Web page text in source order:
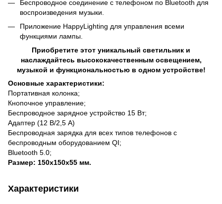
Беспроводное соединение с телефоном по Bluetooth для
воспроизведения музыки.
Приложение HappyLighting для управления всеми
функциями лампы.
Приобретите этот уникальный светильник и
наслаждайтесь высококачественным освещением,
музыкой и функциональностью в одном устройстве!
Основные характеристики:
Портативная колонка;
Кнопочное управление;
Беспроводное зарядное устройство 15 Вт;
Адаптер (12 В/2,5 А)
Беспроводная зарядка для всех типов телефонов с
беспроводным оборудованием QI;
Bluetooth 5.0;
Размер: 150x150x55 мм.
Характеристики